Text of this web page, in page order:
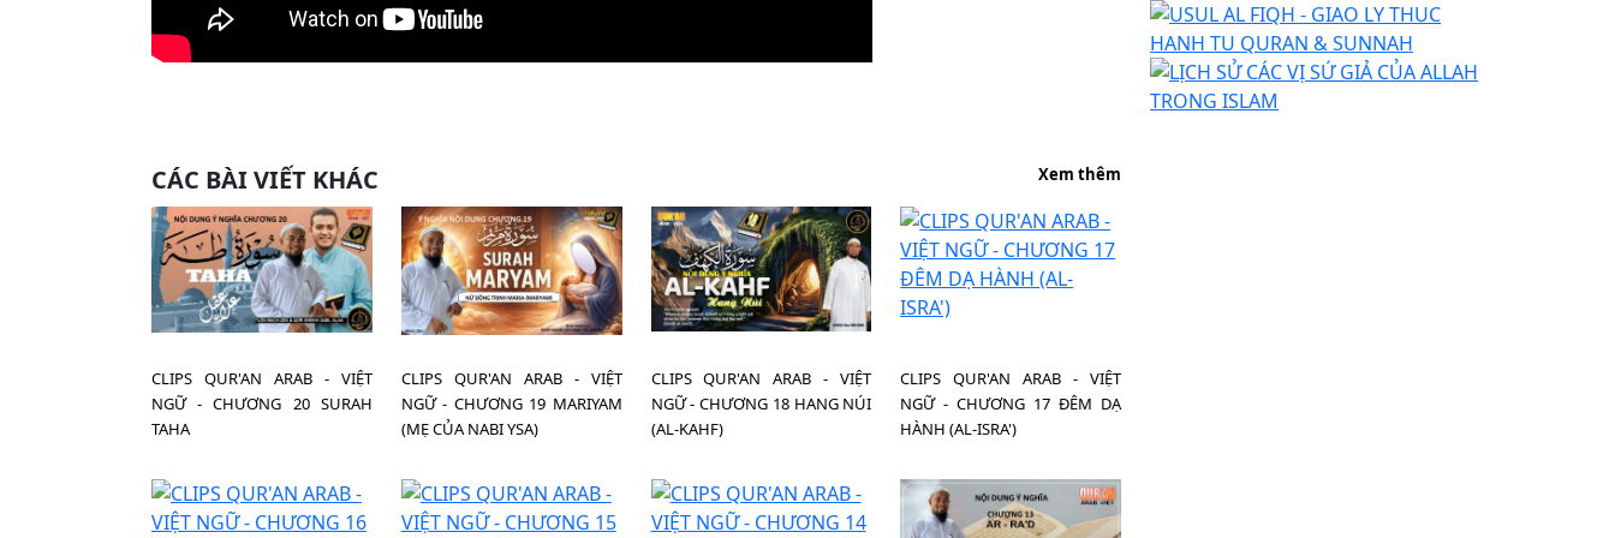
CÁC BÀI VIẾT KHÁC Xem thêm
CLIPS QUR'AN ARAB - VIỆT
NGỮ - CHƯƠNG 20 SURAH
TAHA
CLIPS QUR'AN ARAB - VIỆT
NGỮ - CHƯƠNG 19 MARIYAM
(MẸ CỦA NABI YSA)
CLIPS QUR'AN ARAB - VIỆT
NGỮ - CHƯƠNG 18 HANG NÚI
(AL-KAHF)
CLIPS QUR'AN ARAB - VIỆT
NGỮ - CHƯƠNG 17 ĐÊM DẠ
HÀNH (AL-ISRA')